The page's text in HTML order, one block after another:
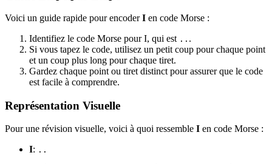
Voici un guide rapide pour encoderI en code Morse :
Identifiez le code Morse pour I, qui est .. .
Si vous tapez le code, utilisez un petit coup pour chaque point
et un coup plus long pour chaque tiret.
Gardez chaque point ou tiret distinct pour assurer que le code
est facile à comprendre.
Représentation Visuelle
Pour une révision visuelle, voici à quoi ressemble I en code Morse :
I: ..